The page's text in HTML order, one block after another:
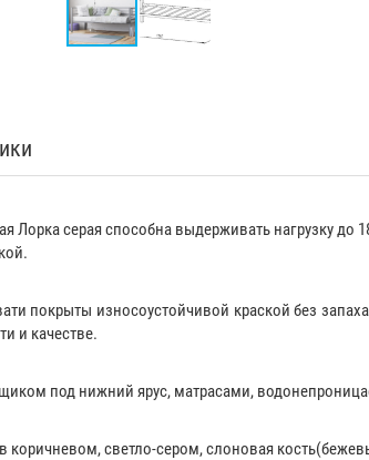
Лорка серая способна выдерживать нагрузку до
покрыты износоустойчивой краской без
и качестве.
под нижний ярус, матрасами,
светло-сером, слоновая